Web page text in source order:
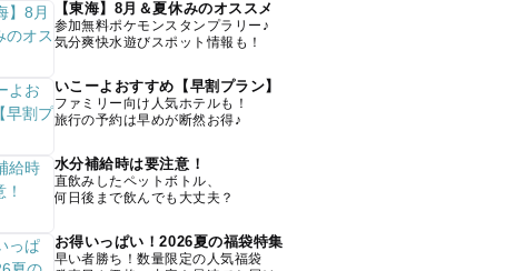
【東海】8月＆夏休みのオススメ
参加無料ポケモンスタンプラリー♪
気分爽快水遊びスポット情報も！
いこーよおすすめ【早割プラン】
ファミリー向け人気ホテルも！
旅行の予約は早めが断然お得♪
水分補給時は要注意！
直飲みしたペットボトル、
何日後まで飲んでも大丈夫？
お得いっぱい！2026夏の福袋特集
早い者勝ち！数量限定の人気福袋